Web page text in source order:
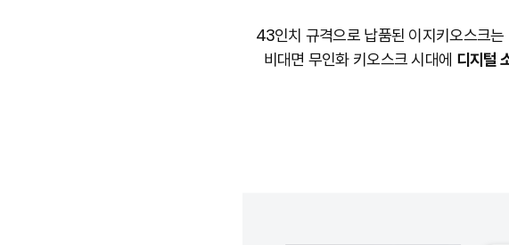
43인치 규격으로 납품된 이지키오스크
비대면 무인화 키오스크 시대에 디지털